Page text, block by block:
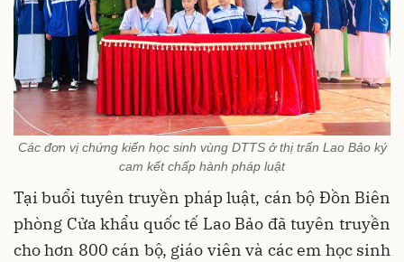
Các đơn vị chứng kiến học sinh vùng DTTS ở thị trấn Lao Bảo ký
cam kết chấp hành pháp luật
Tại buổi tuyên truyền pháp luật, cán bộ Đồn Biên
phòng Cửa khẩu quốc tế Lao Bảo đã tuyên truyền
cho hơn 800 cán bộ, giáo viên và các em học sinh